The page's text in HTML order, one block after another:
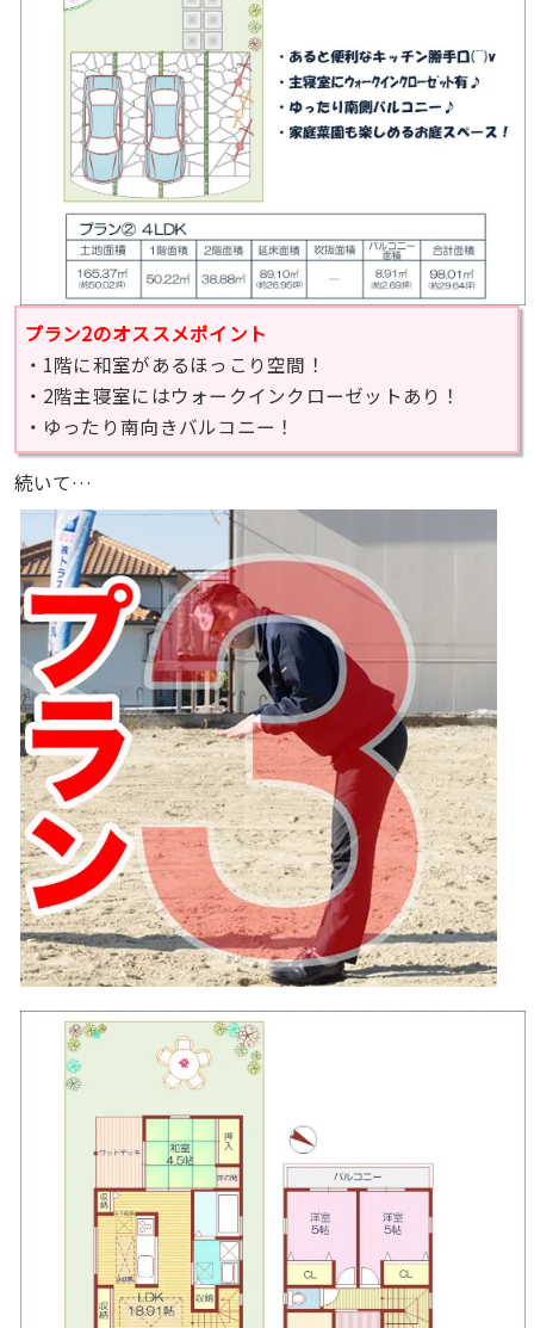
プラン2のオススメポイント
・1階に和室があるほっこり空間！
・2階主寝室にはウォークインクローゼットあり！
・ゆったり南向きバルコニー！
続いて…